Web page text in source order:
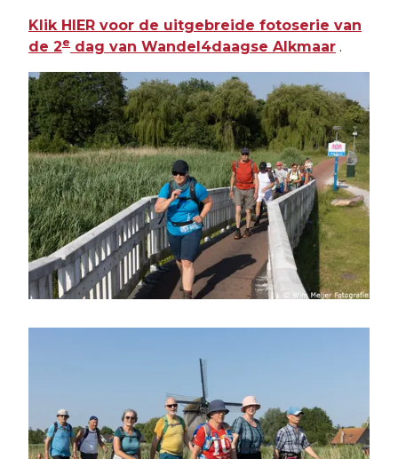
Klik HIER voor de uitgebreide fotoserie van
de 2e dag van Wandel4daagse Alkmaar .